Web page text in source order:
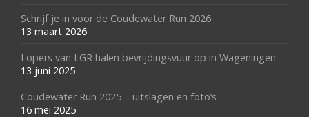
Schrijf je in voor de Coudewater Run 2026
13 maart 2026
Lopers van LGR halen bevrijdingsvuur op in Wageningen
13 juni 2025
Coudewater Run 2025 – uitslagen en foto’s
16 mei 2025